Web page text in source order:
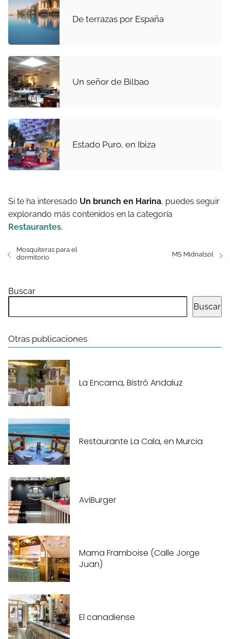
De terrazas por España
Un señor de Bilbao
Estado Puro, en Ibiza
Si te ha interesado Un brunch en Harina, puedes seguir
explorando más contenidos en la categoría
Restaurantes.
Mosquiteras para el
dormitorio
MS Midnatsol
Buscar
Buscar
Otras publicaciones
La Encarna, Bistró Andaluz
Restaurante La Cala, en Murcia
AviBurger
Mama Framboise (Calle Jorge
Juan)
El canadiense